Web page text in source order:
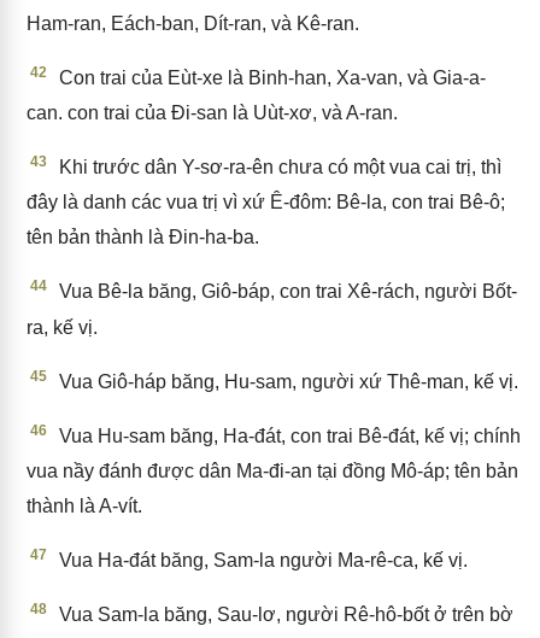
Ham-ran, Eách-ban, Dít-ran, và Kê-ran.
42
Con trai của Eùt-xe là Binh-han, Xa-van, và Gia-a-
can. con trai của Đi-san là Uùt-xơ, và A-ran.
43
Khi trước dân Y-sơ-ra-ên chưa có một vua cai trị, thì
đây là danh các vua trị vì xứ Ê-đôm: Bê-la, con trai Bê-ô;
tên bản thành là Đin-ha-ba.
44
Vua Bê-la băng, Giô-báp, con trai Xê-rách, người Bốt-
ra, kế vị.
45 Vua Giô-háp băng, Hu-sam, người xứ Thê-man, kế vị.
46
Vua Hu-sam băng, Ha-đát, con trai Bê-đát, kế vị; chính
vua nầy đánh được dân Ma-đi-an tại đồng Mô-áp; tên bản
thành là A-vít.
47 Vua Ha-đát băng, Sam-la người Ma-rê-ca, kế vị.
48
Vua Sam-la băng, Sau-lơ, người Rê-hô-bốt ở trên bờ